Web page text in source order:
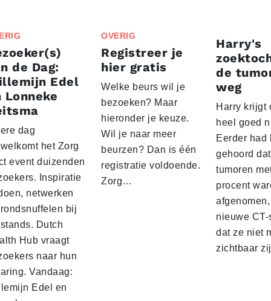
de Dag:
Edel
Lonneke
dag
het Zorg
event duizenden
Inspiratie
netwerken
bij
Dutch
Hub vraagt
naar hun
Vandaag:
Edel en
OVERIG
Registreer je
hier gratis
Welke beurs wil je
bezoeken? Maar
hieronder je keuze.
Wil je naar meer
beurzen? Dan is één
registratie voldoende.
Zorg…
Harry's
de
weg
Harry krijgt
heel goed
Eerder had
gehoord
tumoren
procent
nieuwe
dat ze niet
zichtbaar